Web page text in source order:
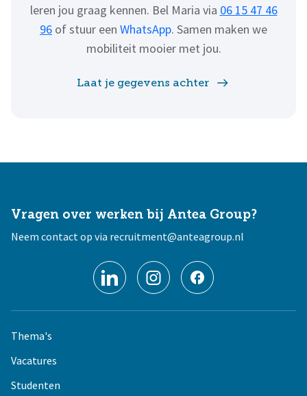
leren jou graag kennen. Bel Maria via 06 15 47 46
96 of stuur een WhatsApp. Samen maken we
mobiliteit mooier met jou.
Laat je gegevens achter
Vragen over werken bij Antea Group?
Neem contact op via recruitment@anteagroup.nl
Thema's
Vacatures
Studenten